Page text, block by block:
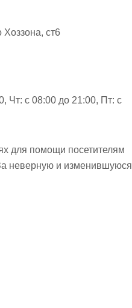
Хоззона, ст6
Чт: с 08:00 до 21:00, Пт: с
для помощи посетителям
неверную и изменившуюся